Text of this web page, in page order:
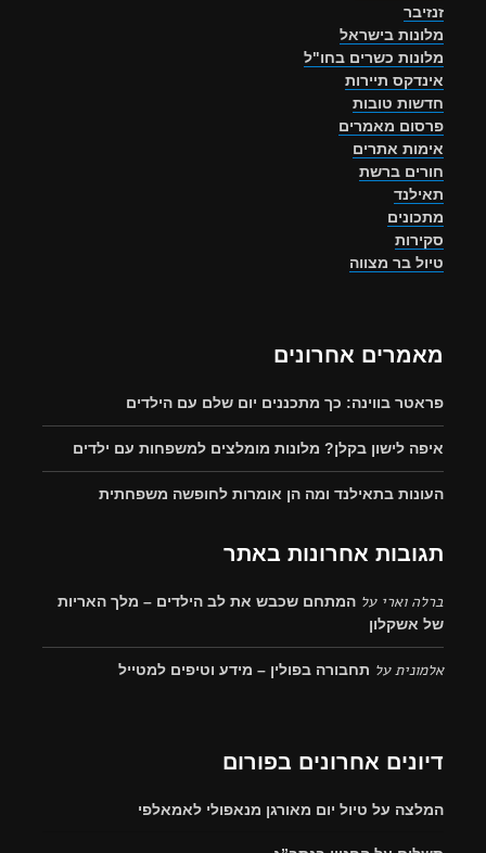
זנזיבר
מלונות בישראל
מלונות כשרים בחו"ל
אינדקס תיירות
חדשות טובות
פרסום מאמרים
אימות אתרים
חורים ברשת
תאילנד
מתכונים
סקירות
טיול בר מצווה
מאמרים אחרונים
פראטר בווינה: כך מתכננים יום שלם עם הילדים
איפה לישון בקלן? מלונות מומלצים למשפחות עם ילדים
העונות בתאילנד ומה הן אומרות לחופשה משפחתית
תגובות אחרונות באתר
ברלה וארי על המתחם שכבש את לב הילדים – מלך האריות
של אשקלון
אלמוניתעל תחבורה בפולין – מידע וטיפים למטייל
דיונים אחרונים בפורום
המלצה על טיול יום מאורגן מנאפולי לאמאלפי